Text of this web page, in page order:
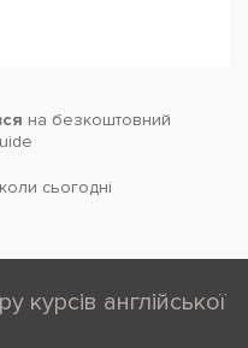
на безкоштовний
cьогодні
курсів англійської